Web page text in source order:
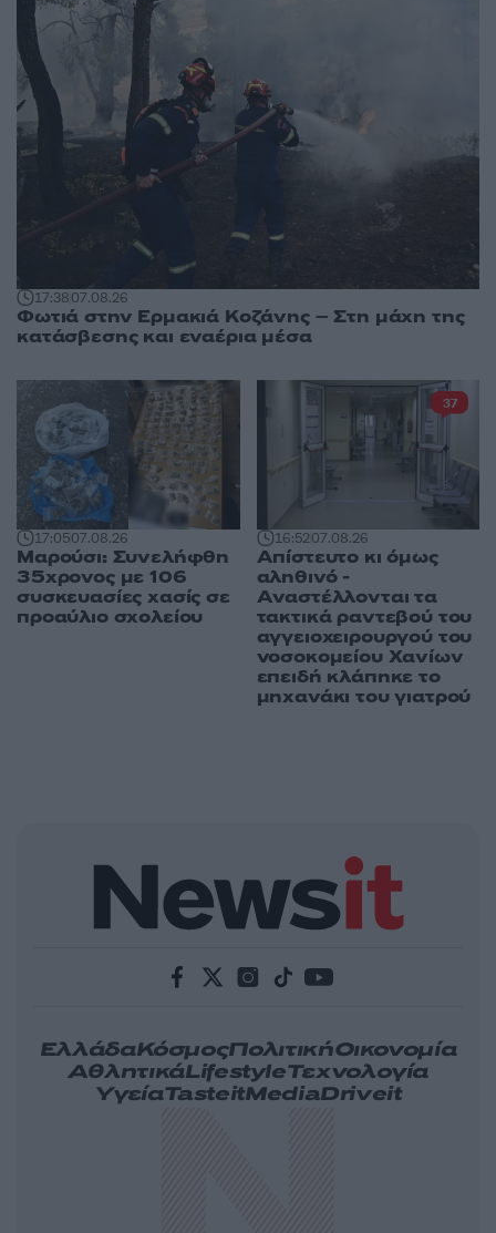
17:3807.08.26
Φωτιά στην Ερμακιά Κοζάνης – Στη μάχη της
κατάσβεσης και εναέρια μέσα
17:0507.08.26
Μαρούσι: Συνελήφθη
35χρονος με 106
συσκευασίες χασίς σε
προαύλιο σχολείου
16:5207.08.26
Απίστευτο κι όμως
αληθινό -
Aναστέλλονται τα
τακτικά ραντεβού του
αγγειοχειρουργού του
νοσοκομείου Χανίων
επειδή κλάπηκε το
μηχανάκι του γιατρού
37
ΕλλάδαΚόσμοςΠολιτικήΟικονομία
ΑθλητικάLifestyleΤεχνολογία
ΥγείαTasteitMediaDriveit